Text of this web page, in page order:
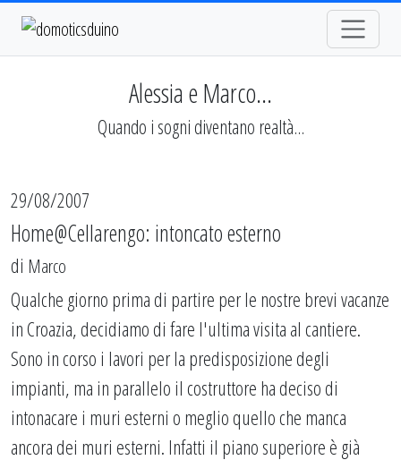
Alessia e Marco...
Quando i sogni diventano realtà...
29/08/2007
Home@Cellarengo: intoncato esterno
di Marco
Qualche giorno prima di partire per le nostre brevi vacanze
in Croazia, decidiamo di fare l'ultima visita al cantiere.
Sono in corso i lavori per la predisposizione degli
impianti, ma in parallelo il costruttore ha deciso di
intonacare i muri esterni o meglio quello che manca
ancora dei muri esterni. Infatti il piano superiore è già